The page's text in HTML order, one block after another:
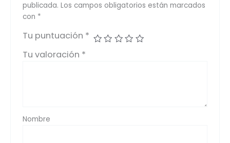
publicada. Los campos obligatorios están marcados
con *
Tu puntuación *
Tu valoración *
Nombre